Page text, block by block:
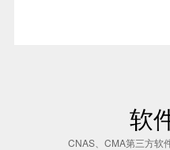
软
CNAS、CMA第三方软